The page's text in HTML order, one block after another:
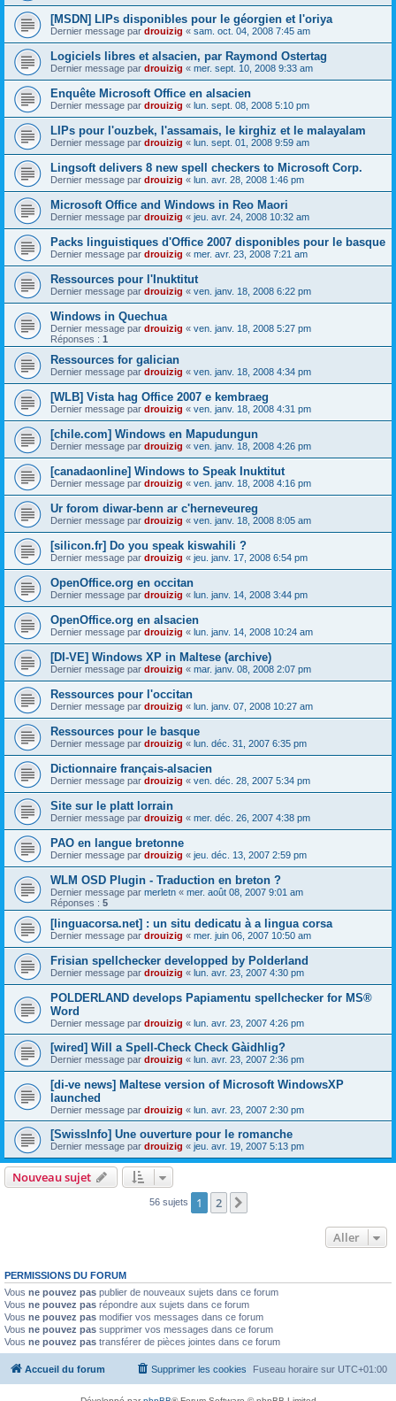
[MSDN] LIPs disponibles pour le géorgien et l'oriya
Dernier message par drouizig « sam. oct. 04, 2008 7:45 am
Logiciels libres et alsacien, par Raymond Ostertag
Dernier message par drouizig « mer. sept. 10, 2008 9:33 am
Enquête Microsoft Office en alsacien
Dernier message par drouizig « lun. sept. 08, 2008 5:10 pm
LIPs pour l'ouzbek, l'assamais, le kirghiz et le malayalam
Dernier message par drouizig « lun. sept. 01, 2008 9:59 am
Lingsoft delivers 8 new spell checkers to Microsoft Corp.
Dernier message par drouizig « lun. avr. 28, 2008 1:46 pm
Microsoft Office and Windows in Reo Maori
Dernier message par drouizig « jeu. avr. 24, 2008 10:32 am
Packs linguistiques d'Office 2007 disponibles pour le basque
Dernier message par drouizig « mer. avr. 23, 2008 7:21 am
Ressources pour l'Inuktitut
Dernier message par drouizig « ven. janv. 18, 2008 6:22 pm
Windows in Quechua
Dernier message par drouizig « ven. janv. 18, 2008 5:27 pm
Réponses : 1
Ressources for galician
Dernier message par drouizig « ven. janv. 18, 2008 4:34 pm
[WLB] Vista hag Office 2007 e kembraeg
Dernier message par drouizig « ven. janv. 18, 2008 4:31 pm
[chile.com] Windows en Mapudungun
Dernier message par drouizig « ven. janv. 18, 2008 4:26 pm
[canadaonline] Windows to Speak Inuktitut
Dernier message par drouizig « ven. janv. 18, 2008 4:16 pm
Ur forom diwar-benn ar c'herneveureg
Dernier message par drouizig « ven. janv. 18, 2008 8:05 am
[silicon.fr] Do you speak kiswahili ?
Dernier message par drouizig « jeu. janv. 17, 2008 6:54 pm
OpenOffice.org en occitan
Dernier message par drouizig « lun. janv. 14, 2008 3:44 pm
OpenOffice.org en alsacien
Dernier message par drouizig « lun. janv. 14, 2008 10:24 am
[DI-VE] Windows XP in Maltese (archive)
Dernier message par drouizig « mar. janv. 08, 2008 2:07 pm
Ressources pour l'occitan
Dernier message par drouizig « lun. janv. 07, 2008 10:27 am
Ressources pour le basque
Dernier message par drouizig « lun. déc. 31, 2007 6:35 pm
Dictionnaire français-alsacien
Dernier message par drouizig « ven. déc. 28, 2007 5:34 pm
Site sur le platt lorrain
Dernier message par drouizig « mer. déc. 26, 2007 4:38 pm
PAO en langue bretonne
Dernier message par drouizig « jeu. déc. 13, 2007 2:59 pm
WLM OSD Plugin - Traduction en breton ?
Dernier message par merletn « mer. août 08, 2007 9:01 am
Réponses : 5
[linguacorsa.net] : un situ dedicatu à a lingua corsa
Dernier message par drouizig « mer. juin 06, 2007 10:50 am
Frisian spellchecker developped by Polderland
Dernier message par drouizig « lun. avr. 23, 2007 4:30 pm
POLDERLAND develops Papiamentu spellchecker for MS®
Word
Dernier message par drouizig « lun. avr. 23, 2007 4:26 pm
[wired] Will a Spell-Check Check Gàidhlig?
Dernier message par drouizig « lun. avr. 23, 2007 2:36 pm
[di-ve news] Maltese version of Microsoft WindowsXP
launched
Dernier message par drouizig « lun. avr. 23, 2007 2:30 pm
[SwissInfo] Une ouverture pour le romanche
Dernier message par drouizig « jeu. avr. 19, 2007 5:13 pm
Nouveau sujet
56 sujets 1 2
Aller
PERMISSIONS DU FORUM
Vous ne pouvez pas publier de nouveaux sujets dans ce forum
Vous ne pouvez pas répondre aux sujets dans ce forum
Vous ne pouvez pas modifier vos messages dans ce forum
Vous ne pouvez pas supprimer vos messages dans ce forum
Vous ne pouvez pas transférer de pièces jointes dans ce forum
Accueil du forum Fuseau horaire sur UTC+01:00
Supprimer les cookies